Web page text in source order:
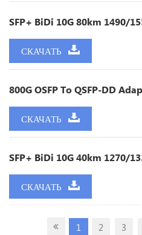
SFP+ BiDi 10G 80km 1490/
СКАЧАТЬ
800G OSFP To QSFP-DD
СКАЧАТЬ
SFP+ BiDi 10G 40km 1270/
СКАЧАТЬ
1 2 3